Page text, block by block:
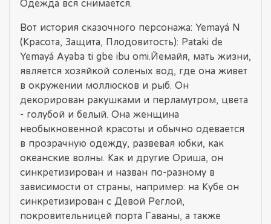
Одежда вся снимается.
Вот история сказочного персонажа: Yemayá N
(Красота, Защита, Плодовитость): Pataki de
Yemayá Ayaba ti gbe ibu omi.Йемайя, мать жизни,
является хозяйкой соленых вод, где она живет
в окружении моллюсков и рыб. Он
декорирован ракушками и перламутром, цвета
- голубой и белый. Она женщина
необыкновенной красоты и обычно одевается
в прозрачную одежду, развевая юбки, как
океанские волны. Как и другие Ориша, он
синкретизирован и назван по-разному в
зависимости от страны, например: на Кубе он
синкретизирован с Девой Реглой,
покровительницей порта Гаваны, а также